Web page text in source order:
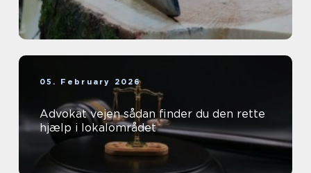
05. February 2026
Advokat vejen sådan finder du den rette
hjælp i lokalområdet